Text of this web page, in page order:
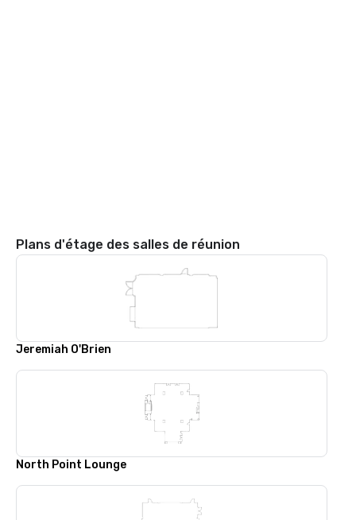
Plans d'étage des salles de réunion
Jeremiah O'Brien
North Point Lounge